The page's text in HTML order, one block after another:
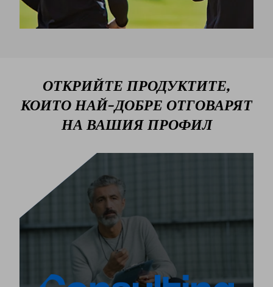
ОТКРИЙТЕ ПРОДУКТИТЕ,
КОИТО НАЙ-ДОБРЕ ОТГОВАРЯТ
НА ВАШИЯ ПРОФИЛ
ЧЕТВЪРТИЯТ КЛЮЧОВ ЕЛЕМЕНТ
В Kimet сме ангажирани да осигурим, че прилагането на
нашата методология постига най-добрите резултати в
организациите, които разчитат на нея. За тази цел
пълно, комплексно, квалифицирано и
персонализирано консултиране
на всеки потребител на